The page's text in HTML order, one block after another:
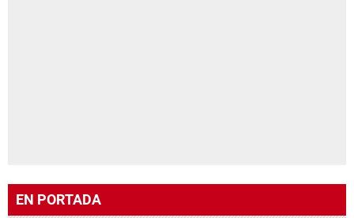
EN PORTADA